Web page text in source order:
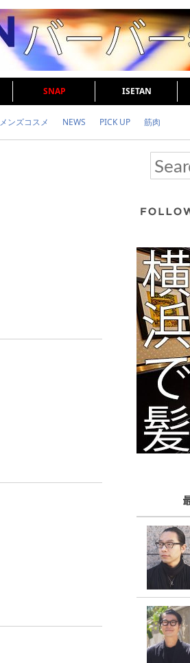
SNAP ISETAN
メンズコスメ NEWS PICK UP 筋肉
頭皮ケア